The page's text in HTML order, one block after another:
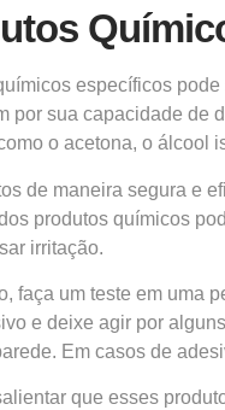
específicos
por sua capacidade de
o acetona, o álcool
de maneira segura e
produtos químicos
irritação.
faça um teste em uma
e deixe agir por
Em casos de
que esses